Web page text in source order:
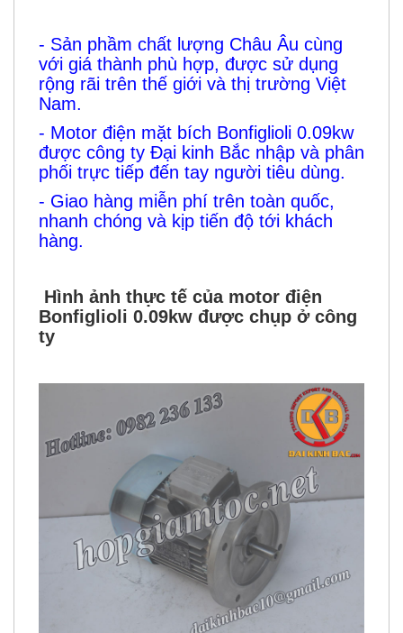
- Sản phầm chất lượng Châu Âu cùng
với giá thành phù hợp, được sử dụng
rộng rãi trên thế giới và thị trường Việt
Nam.
- Motor điện mặt bích Bonfiglioli 0.09kw
được công ty Đại kinh Bắc nhập và phân
phối trực tiếp đến tay người tiêu dùng.
- Giao hàng miễn phí trên toàn quốc,
nhanh chóng và kịp tiến độ tới khách
hàng.
Hình ảnh thực tế của motor điện
Bonfiglioli 0.09kw được chụp ở công
ty